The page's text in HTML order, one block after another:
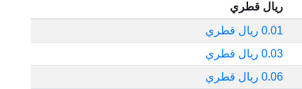
ريال قطري
0.01 ريال قطري
0.03 ريال قطري
0.06 ريال قطري